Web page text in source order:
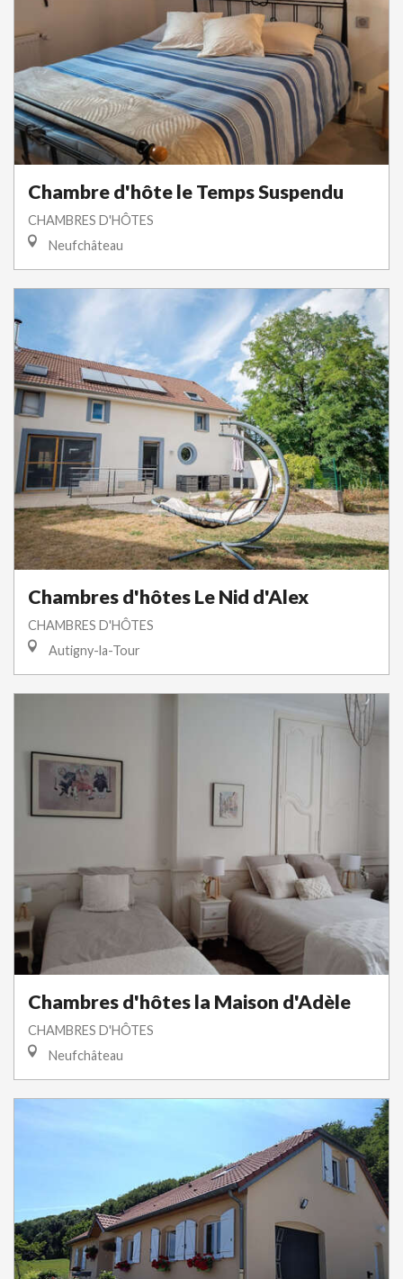
Chambre d'hôte le Temps Suspendu
CHAMBRES D'HÔTES
Neufchâteau
Chambres d'hôtes Le Nid d'Alex
CHAMBRES D'HÔTES
Autigny-la-Tour
Chambres d'hôtes la Maison d'Adèle
CHAMBRES D'HÔTES
Neufchâteau